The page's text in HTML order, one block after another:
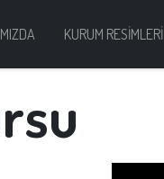
KURUM RESİMLERİ